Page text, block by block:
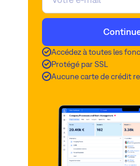
Accédez à toutes les
Protégé par SSL
Aucune carte de crédit